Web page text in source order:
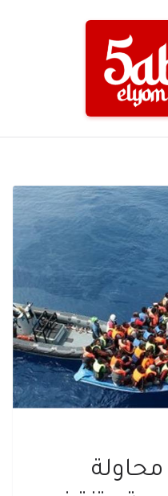
تونس تحبط 20 محاولة